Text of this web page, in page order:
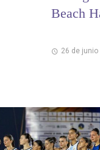
Beach
26 de junio